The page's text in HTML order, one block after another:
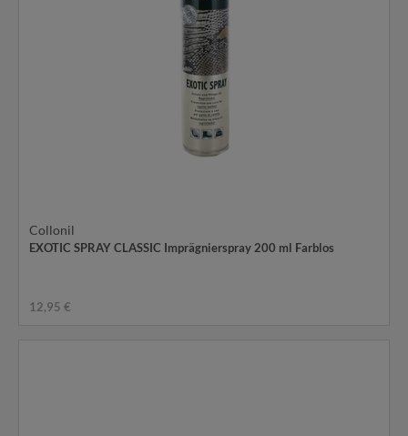
Collonil
EXOTIC SPRAY CLASSIC Imprägnierspray 200 ml Farblos
12,95 €